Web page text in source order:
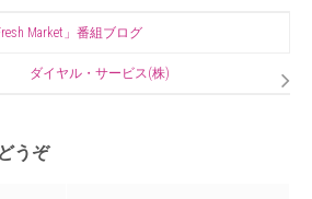
Market」番組ブログ
ダイヤル・サービス(株)
うぞ